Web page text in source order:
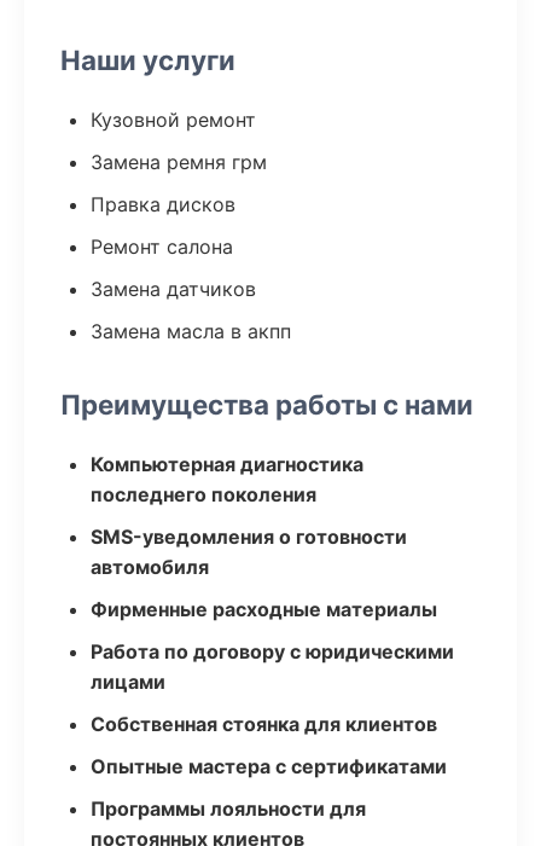
Наши услуги
Кузовной ремонт
Замена ремня грм
Правка дисков
Ремонт салона
Замена датчиков
Замена масла в акпп
Преимущества работы с нами
Компьютерная диагностика
последнего поколения
SMS-уведомления о готовности
автомобиля
Фирменные расходные материалы
Работа по договору с юридическими
лицами
Собственная стоянка для клиентов
Опытные мастера с сертификатами
Программы лояльности для
постоянных клиентов